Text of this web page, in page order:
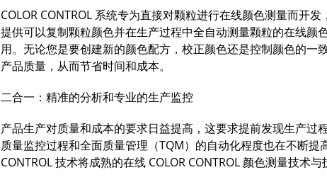
COLOR CONTROL 系统专为直接对颗粒进行在线颜色测量而开
提供可以复制颗粒颜色并在生产过程中全自动测量颗粒的在线颜
用。无论您是要创建新的颜色配方，校正颜色还是控制颜色的一
产品质量，从而节省时间和成本。
二合一：精准的分析和专业的生产监控
产品生产对质量和成本的要求日益提高，这要求提前发现生产过
质量监控过程和全面质量管理（TQM）的自动化程度也在不断
CONTROL 技术将成熟的在线 COLOR CONTROL 颜色测量技术与